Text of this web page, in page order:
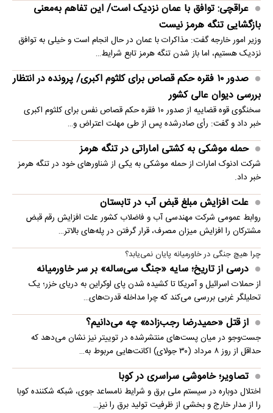
عراقچی: توافق با عمان نزدیک است/ این تفاهم به‌معنی
بازگشایی تنگه هرمز نیست
وزیر امور خارجه گفت: مذاکرات با عمان در حال انجام است و خیلی به توافق
نزدیک هستیم، اما باز شدن تنگه هرمز تابع شرایط…
صدور ۱۰ فقره حکم قصاص برای کلثوم اکبری/ پرونده در انتظار
بررسی دیوان عالی کشور
سخنگوی قوه قضاییه از صدور ۱۰ فقره حکم قصاص نفس برای کلثوم اکبری
خبر داد و گفت: رأی صادرشده پس از طی مهلت اعتراض و…
حمله موشکی به کشتی اماراتی در تنگه هرمز
شرکت ادنوک امارات از حمله موشکی به یکی از شناورهای خود در تنگه هرمز
خبر داد.
علت افزایش مبلغ قبض آب در تابستان
روابط عمومی شرکت مهندسی آب و فاضلاب کشور علت افزایش رقم قبض
مشترکان را افزایش میزان مصرف، قرار گرفتن در پله‌های بالاتر…
چرا هیچ جنگی در خاورمیانه پایان نمی‌یابد؟
درسی از تاریخ؛ سایه «جنگ سی‌ساله» بر سر خاورمیانه
از حملات اسرائیل و آمریکا تا کشیده شدن پای اوکراین به دریای خزر؛ یک
تحلیلگر غربی بررسی می‌کند که چرا مداخله قدرت‌های…
از قتل «حمیدرضا رجب‌زاده» چه می‌دانیم؟
جست‌وجو در میان پست‌های منتشرشده در توییتر نیز نشان می‌دهد که
حداقل از روز ۸ مرداد (۳۰ جولای) اکانت‌هایی مربوط به…
تصاویر؛ خاموشی سراسری در کوبا
اختلال دوباره در سیستم ملی برق و شرایط نامساعد جوی، شبکه شکننده کوبا
را از مدار خارج و بخشی از ظرفیت تولید برق را نیز…